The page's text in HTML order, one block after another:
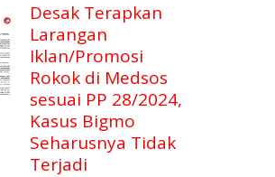
Desak Terapkan
Larangan
Iklan/Promosi
Rokok di Medsos
sesuai PP 28/2024,
Kasus Bigmo
Seharusnya Tidak
Terjadi